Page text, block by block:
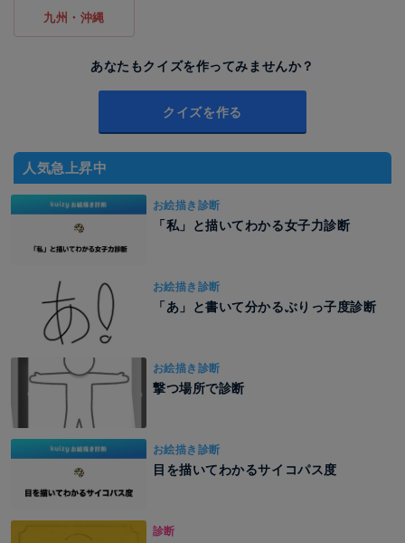
九州・沖縄
あなたもクイズを作ってみませんか？
クイズを作る
人気急上昇中
お絵描き診断
「私」と描いてわかる女子力診断
お絵描き診断
「あ」と書いて分かるぶりっ子度診断
お絵描き診断
撃つ場所で診断
お絵描き診断
目を描いてわかるサイコパス度
診断